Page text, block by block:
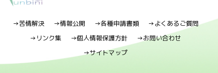
→苦情解決 →情報公開 →各種申請書類
→よくあるご質問
→リンク集
→個人情報保護方針
→お問い合わせ
→サイトマップ